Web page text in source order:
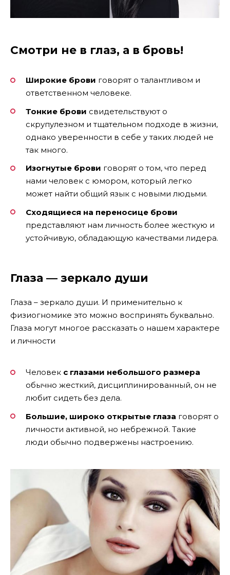
Смотри не в глаз, а в бровь!
Широкие брови говорят о талантливом и
ответственном человеке.
Тонкие брови свидетельствуют о
скрупулезном и тщательном подходе в жизни,
однако уверенности в себе у таких людей не
так много.
Изогнутые брови говорят о том, что перед
нами человек с юмором, который легко
может найти общий язык с новыми людьми.
Сходящиеся на переносице брови
представляют нам личность более жесткую и
устойчивую, обладающую качествами лидера.
Глаза — зеркало души
Глаза – зеркало души. И применительно к
физиогномике это можно воспринять буквально.
Глаза могут многое рассказать о нашем характере
и личности
Человек с глазами небольшого размера
обычно жесткий, дисциплинированный, он не
любит сидеть без дела.
Большие, широко открытые глаза говорят о
личности активной, но небрежной. Такие
люди обычно подвержены настроению.